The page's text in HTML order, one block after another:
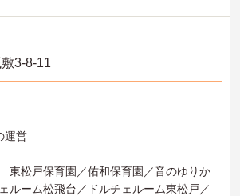
3-8-11
運営
東松戸保育園／佑和保育園／音のゆりか
ルーム松飛台／ドルチェルーム東松戸／